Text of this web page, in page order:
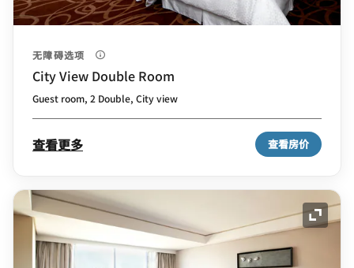
无障碍选项
City View Double Room
Guest room, 2 Double, City view
查看更多 查看房价
展开